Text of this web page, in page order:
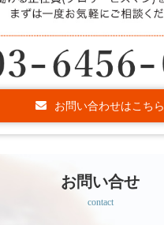
お問い合わせはこちら
お問い合せ
contact